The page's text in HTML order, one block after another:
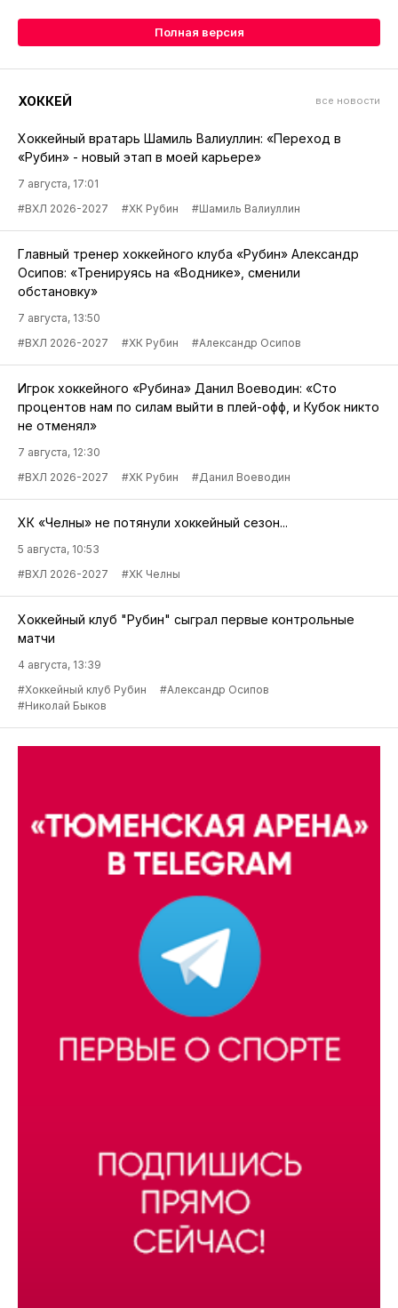
Полная версия
ХОККЕЙ все новости
Хоккейный вратарь Шамиль Валиуллин: «Переход в
«Рубин» - новый этап в моей карьере»
7 августа, 17:01
#ВХЛ 2026-2027
#ХК Рубин #Шамиль Валиуллин
Главный тренер хоккейного клуба «Рубин» Александр
Осипов: «Тренируясь на «Воднике», сменили
обстановку»
7 августа, 13:50
#ВХЛ 2026-2027
#ХК Рубин #Александр Осипов
Игрок хоккейного «Рубина» Данил Воеводин: «Сто
процентов нам по силам выйти в плей-офф, и Кубок никто
не отменял»
7 августа, 12:30
#ВХЛ 2026-2027
#ХК Рубин #Данил Воеводин
ХК «Челны» не потянули хоккейный сезон...
5 августа, 10:53
#ВХЛ 2026-2027
#ХК Челны
Хоккейный клуб "Рубин" сыграл первые контрольные
матчи
4 августа, 13:39
#Хоккейный клуб Рубин
#Александр Осипов
#Николай Быков